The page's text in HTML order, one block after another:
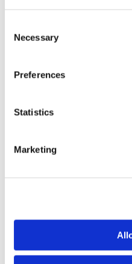
Selection
Necessary
Preferences
Statistics
Marketing
Sirius tar
Lars ”Lasse”